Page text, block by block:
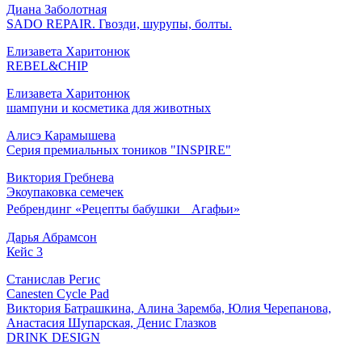
Диана Заболотная
SADO REPAIR. Гвозди, шурупы, болты.
Елизавета Харитонюк
REBEL&CHIP
Елизавета Харитонюк
шампуни и косметика для животных
Алисэ Карамышева
Серия премиальных тоников "INSPIRE"
Виктория Гребнева
Экоупаковка семечек
Ребрендинг «Рецепты бабушки Агафьи»
Дарья Абрамсон
Кейс 3
Станислав Регис
Canesten Cycle Pad
Виктория Батрашкина, Алина Заремба, Юлия Черепанова,
Анастасия Шупарская, Денис Глазков
DRINK DESIGN